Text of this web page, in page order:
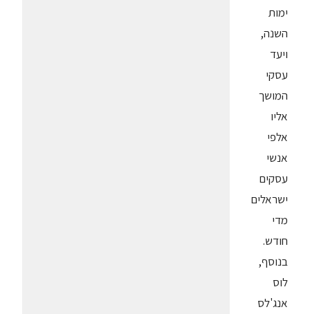
ימות
השנה,
ויעד
עסקי
המושך
אליו
אלפי
אנשי
עסקים
ישראלים
מדי
חודש.
בנוסף,
לוס
אנג'לס